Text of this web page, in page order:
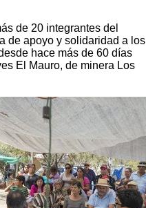
de 20 integrantes del
de apoyo y solidaridad a los
hace más de 60 días
El Mauro, de minera Los